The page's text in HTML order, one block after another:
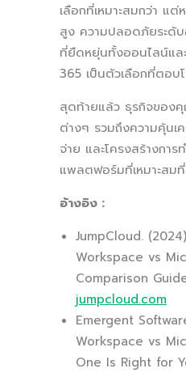
เลือกที่เหมาะสมกว่า แ
สูง ความปลอดภัยระดับ
ที่ยืดหยุ่นทั้งออนไลน์แ
365 เป็นตัวเลือกที่ตอบ
สุดท้ายแล้ว ธุรกิจของ
ต่างๆ รวมถึงความคุ้นเ
จ่าย และโครงสร้างการ
แพลตฟอร์มที่เหมาะสม
อ้างอิง :
JumpCloud.
Workspace vs
Comparison
jumpcloud.com
Emergent
Workspace vs
One Is Right for